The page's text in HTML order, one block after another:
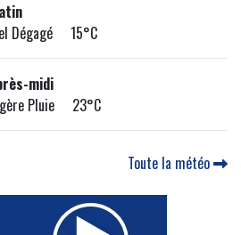
Dégagé 15°C
midi
Pluie 23°C
Toute la météo